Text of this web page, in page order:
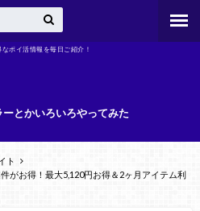
ポイ活情報を毎日ご紹介！
とかいろいろやってみた
ト
がお得！最大5,120円お得＆2ヶ月アイテム利